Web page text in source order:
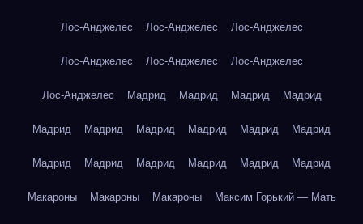
Лос-Анджелес Лос-Анджелес Лос-Анджелес
Лос-Анджелес Лос-Анджелес Лос-Анджелес
Лос-Анджелес Мадрид Мадрид Мадрид Мадрид
Мадрид Мадрид Мадрид Мадрид Мадрид Мадрид
Мадрид Мадрид Мадрид Мадрид Мадрид Мадрид
Макароны Макароны Макароны Максим Горький — Мать